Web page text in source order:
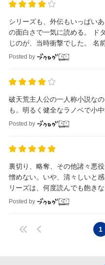
シリーズも、外伝もいっぱい
の面白さで一気に読める。 ド
じのが、当時衝撃でした。 名
Posted by
破天荒主人公の一人称小説な
も。明るく健全なラノベで小中
Posted by
裏切り、略奪、その他諸々悪
憎めない。いや、清々しいと
リーズは、何度読んでも飽き
Posted by
1